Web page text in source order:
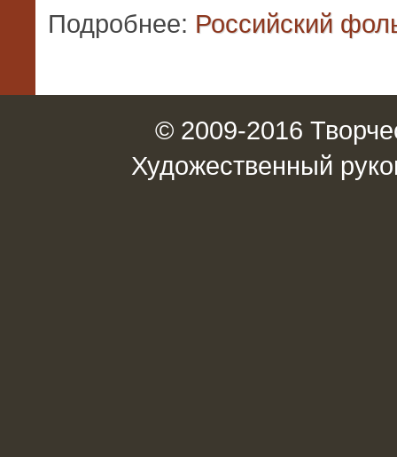
Подробнее: Российский
© 2009-2016
Художественный